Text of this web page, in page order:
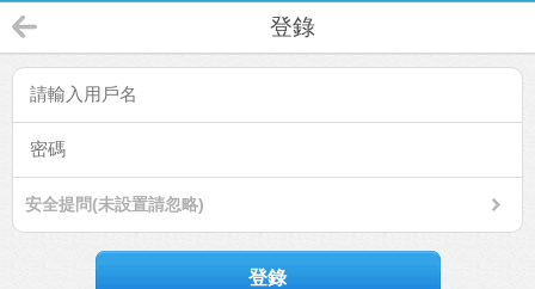
登錄
安全提問(未設置請忽略)
登錄